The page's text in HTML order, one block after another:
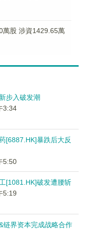
萬股 涉資1429.65萬
步入破发潮
3:34
[6887.HK]暴跌后大反
5:50
[1081.HK]破发遭腰斩
5:19
链界资本完成战略合作